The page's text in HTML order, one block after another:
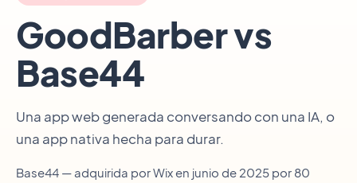
GoodBarber vs
Base44
Una app web generada conversando con una IA, o
una app nativa hecha para durar.
Base44 — adquirida por Wix en junio de 2025 por 80